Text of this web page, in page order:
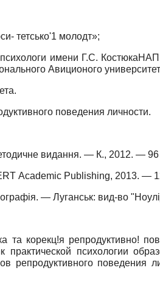
тетсько'1 молодт»;
имени Г.С.
Авиционого
поведения личности.
видання. — К., 2012. — 96
Academic Publishing, 2013. —
— Луганськ: вид-во
та корекц!я репродуктивно!
психологии
репродуктивного поведения